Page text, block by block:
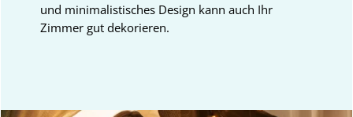
und minimalistisches Design kann auch Ihr
Zimmer gut dekorieren.